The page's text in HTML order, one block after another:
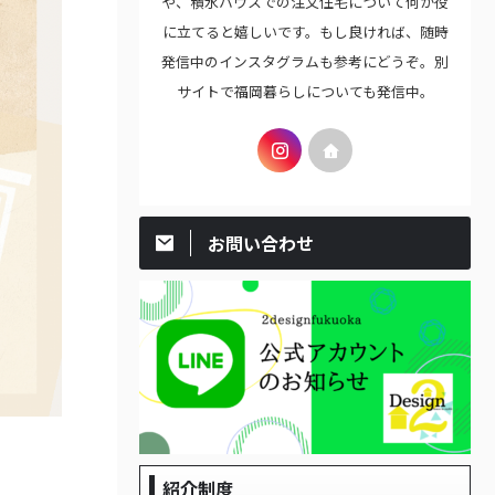
に立てると嬉しいです。もし良ければ、随時
発信中のインスタグラムも参考にどうぞ。別
サイトで福岡暮らしについても発信中。
お問い合わせ
紹介制度